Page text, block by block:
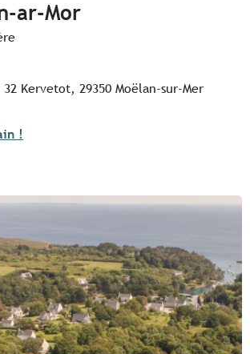
ar-Mor
Kervetot, 29350 Moëlan-sur-Mer
!
aux favoris